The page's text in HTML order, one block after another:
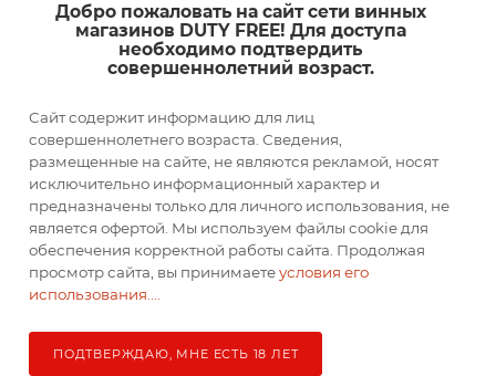
sale@dutyfree-online.ru
г. Кострома, ул. Шагова, д. 221, кв. 24
ПОДПИСАТЬСЯ НА РАССЫЛКУ
ПОЛИТИКА КОНФИДЕНЦИАЛЬНОСТИ
2026 © DUTY FREE
Добро пожаловать на сайт сети винных
магазинов DUTY FREE! Для доступа
необходимо подтвердить
совершеннолетний возраст.
Сайт содержит информацию для лиц
совершеннолетнего возраста. Сведения,
размещенные на сайте, не являются рекламой, носят
исключительно информационный характер и
предназначены только для личного использования, не
является офертой. Мы используем файлы cookie для
обеспечения корректной работы сайта. Продолжая
просмотр сайта, вы принимаетеусловия его
использования....
ПОДТВЕРЖДАЮ, МНЕ ЕСТЬ 18 ЛЕТ